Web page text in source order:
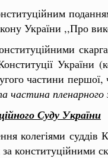
України ,,Про
України
частини
частина пленарного
Суду України
колегіями суддів
за